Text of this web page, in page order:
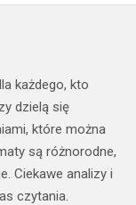
każdego, kto
dzielą się
które można
są różnorodne,
Ciekawe analizy i
czytania.